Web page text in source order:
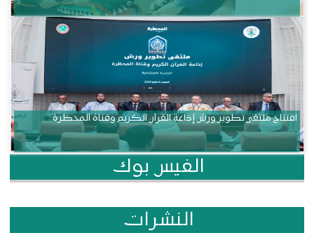
افتتاح ملتقى تطوير ورش إذاعة القرآن الكريم وقناة المحظرة
الفيس بوك
النشرات